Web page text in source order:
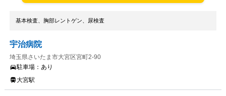
基本検査、胸部レントゲン、尿検査
宇治病院
埼玉県さいたま市大宮区宮町2-90
駐車場： あり
大宮駅